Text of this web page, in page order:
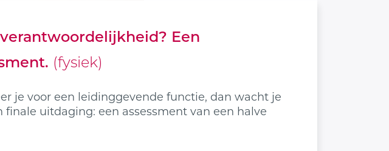
Een
(fysiek)
je voor een leidinggevende functie, dan wacht je
finale uitdaging: een assessment van een halve